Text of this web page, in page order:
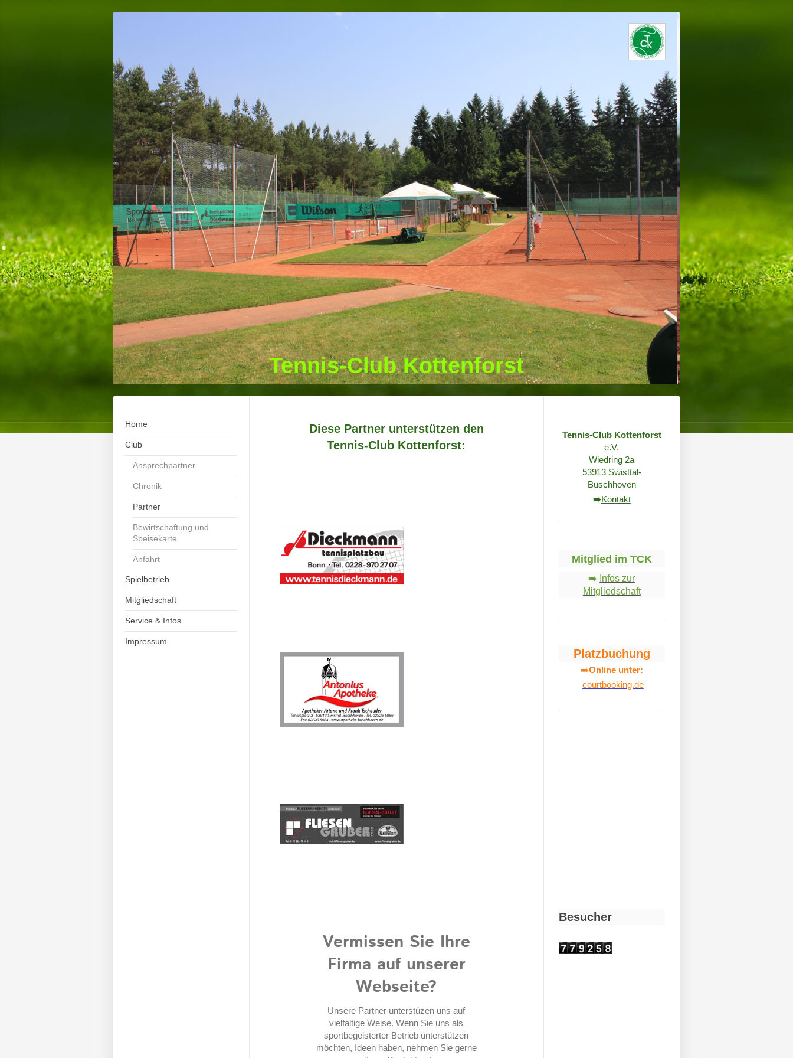
Tennis-Club Kottenforst
Home
Club
Ansprechpartner
Chronik
Partner
Bewirtschaftung und
Speisekarte
Anfahrt
Spielbetrieb
Mitgliedschaft
Service & Infos
Impressum
Diese Partner unterstützen den
Tennis-Club Kottenforst:
Vermissen Sie Ihre
Firma auf unserer
Webseite?
Unsere Partner unterstüzen uns auf
vielfältige Weise. Wenn Sie uns als
sportbegeisterter Betrieb unterstützen
möchten, Ideen haben, nehmen Sie gerne
Tennis-Club Kottenforst
e.V.
Wiedring 2a
53913 Swisttal-
Buschhoven
➡️Kontakt
Mitglied im TCK
➡️ Infos zur
Mitgliedschaft
Platzbuchung
➡️Online unter:
courtbooking.de
Besucher